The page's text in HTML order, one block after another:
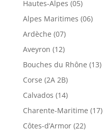
Hautes-Alpes (05)
Alpes Maritimes (06)
Ardèche (07)
Aveyron (12)
Bouches du Rhône (13)
Corse (2A 2B)
Calvados (14)
Charente-Maritime (17)
Côtes-d’Armor (22)